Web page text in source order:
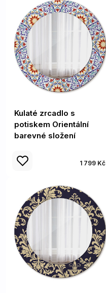
Kulaté zrcadlo s
potiskem Orientální
barevné složení
1 799 Kč